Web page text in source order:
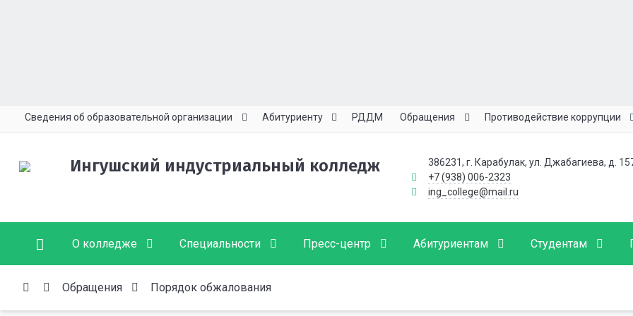
Сведения об образовательной организации Абитуриенту РДДМ Обращения Противодействие коррупции
Ингушский индустриальный колледж
386231, г. Карабулак, ул. Джабагиева, д.
+7 (938) 006-2323
ing_college@mail.ru
О колледже Специальности Пресс-центр Абитуриентам Студентам
Обращения Порядок обжалования